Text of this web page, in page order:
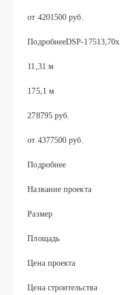
от 4201500 руб.
ПодробнееDSP-17513,70х
11,31 м
175,1 м
278795 руб.
от 4377500 руб.
Подробнее
Название проекта
Размер
Площадь
Цена проекта
Цена строительства